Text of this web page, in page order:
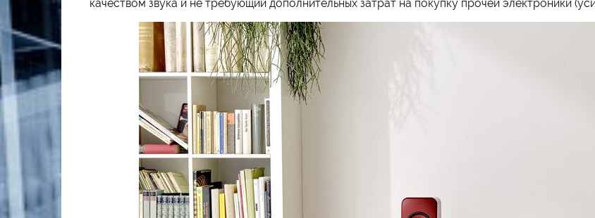
качеством звука и не требующий дополнительных затрат на покупку прочей электроники